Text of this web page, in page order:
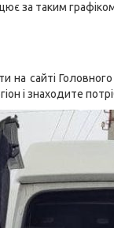
за таким
на сайті
і знаходите